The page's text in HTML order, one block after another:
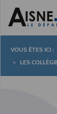
Fil LES